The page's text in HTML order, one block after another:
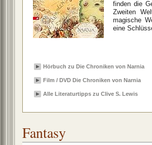
finden die
Zweiten
magische
eine
Hörbuch zu Die Chroniken von Narnia
Film / DVD Die Chroniken von Narnia
Alle Literaturtipps zu Clive S. Lewis
Fantasy